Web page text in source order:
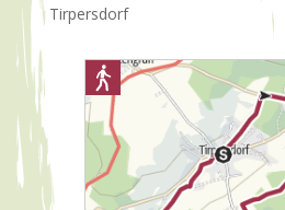
Tirpersdorf